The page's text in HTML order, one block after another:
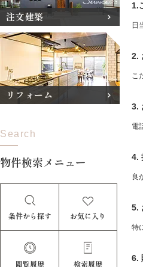
1.
日
2.
こ
3.
電
4.
良
5.
特
6.
注文建築
リフォーム
Search
物件検索メニュー
条件から探す お気に入り
閲覧履歴 検索履歴